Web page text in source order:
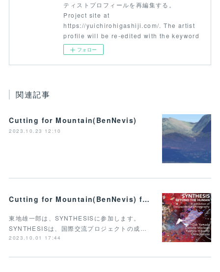
ティストプロフィールを再編集する。
Project site at
https://yuichirohigashiji.com/. The artist
profile will be re-edited with the keyword
フォロー
関連記事
Cutting for Mountain(BenNevis)
2023.10.23 12:10
Cutting for Mountain(BenNevis) for SYNTHESIS BEYOND THE HUMAN
東地雄一郎は、SYNTHESISに参加します。
SYNTHESISは、国際交流プロジェクトの成…
2023.10.01 17:44